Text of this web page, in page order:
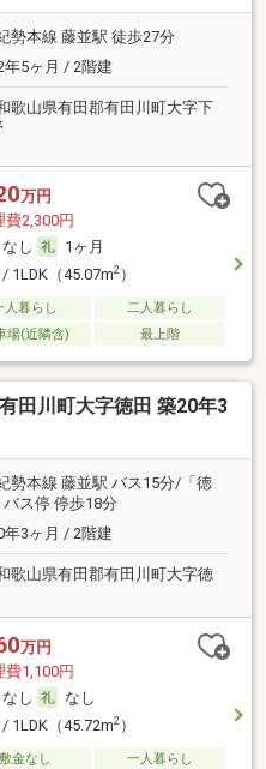
勢本線 藤並駅 徒歩27分
年5ヶ月 / 2階建
歌山県有田郡有田川町大字下
万円
費2,300円
なし
1ヶ月
1LDK（45.07m2）
人暮らし
二人暮らし
場(近隣含) 最上階
田川町大字徳田 築20年3
勢本線 藤並駅 バス15分/「徳
バス停 停歩18分
年3ヶ月 / 2階建
歌山県有田郡有田川町大字徳
万円
費1,100円
なし
なし
/ 1LDK（45.72m2）
敷金なし 一人暮らし